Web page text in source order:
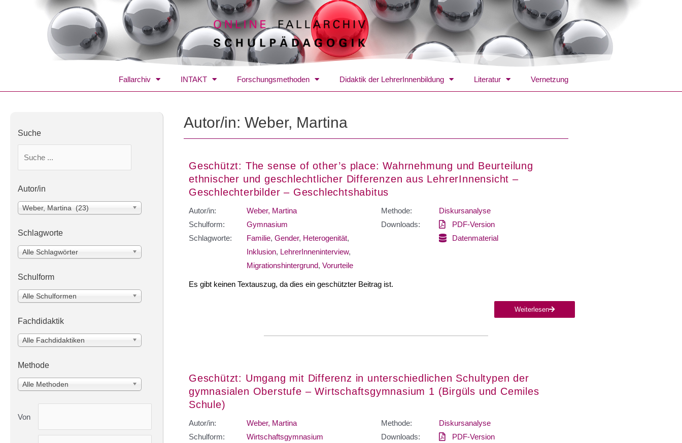
Fallarchiv INTAKT Forschungsmethoden Didaktik der LehrerInnenbildung Literatur Vernetzung
Suche
Autor/in
Weber, Martina (23)
Schlagworte
Alle Schlagwörter
Schulform
Alle Schulformen
Fachdidaktik
Alle Fachdidaktiken
Methode
Alle Methoden
Von
Autor/in: Weber, Martina
Geschützt: The sense of other’s place: Wahrnehmung und Beurteilung
ethnischer und geschlechtlicher Differenzen aus LehrerInnensicht –
Geschlechterbilder – Geschlechtshabitus
Autor/in:
Weber, Martina
Schulform:
Gymnasium
Schlagworte:
Familie, Gender, Heterogenität,
Inklusion, LehrerInneninterview,
Migrationshintergrund, Vorurteile
Methode:
Diskursanalyse
Downloads:
PDF-Version
Datenmaterial
Es gibt keinen Textauszug, da dies ein geschützter Beitrag ist.
Weiterlesen
Geschützt: Umgang mit Differenz in unterschiedlichen Schultypen der
gymnasialen Oberstufe – Wirtschaftsgymnasium 1 (Birgüls und Cemiles
Schule)
Autor/in:
Weber, Martina
Schulform:
Wirtschaftsgymnasium
Methode:
Diskursanalyse
Downloads:
PDF-Version